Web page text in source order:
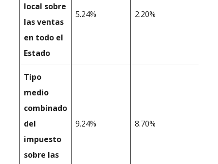
local sobre
las ventas
en todo el
Estado
5.24% 2.20%
Tipo
medio
combinado
del
impuesto
sobre las
9.24% 8.70%